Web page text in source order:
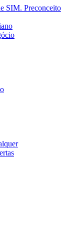
SIM. Preconceito